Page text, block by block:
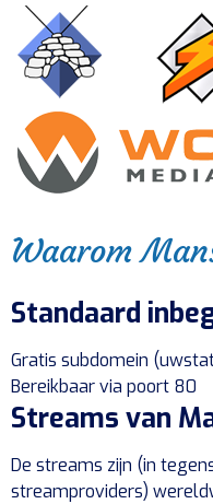
Waarom
Standaard
Gratis subdomein
Bereikbaar via poort 80
Streams van
De streams zijn (in
streamproviders)